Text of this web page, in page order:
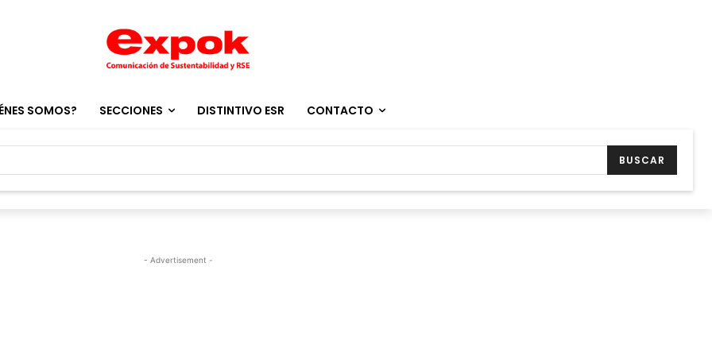
SOMOS? SECCIONES DISTINTIVO ESR CONTACTO
BUSCAR
- Advertisement -